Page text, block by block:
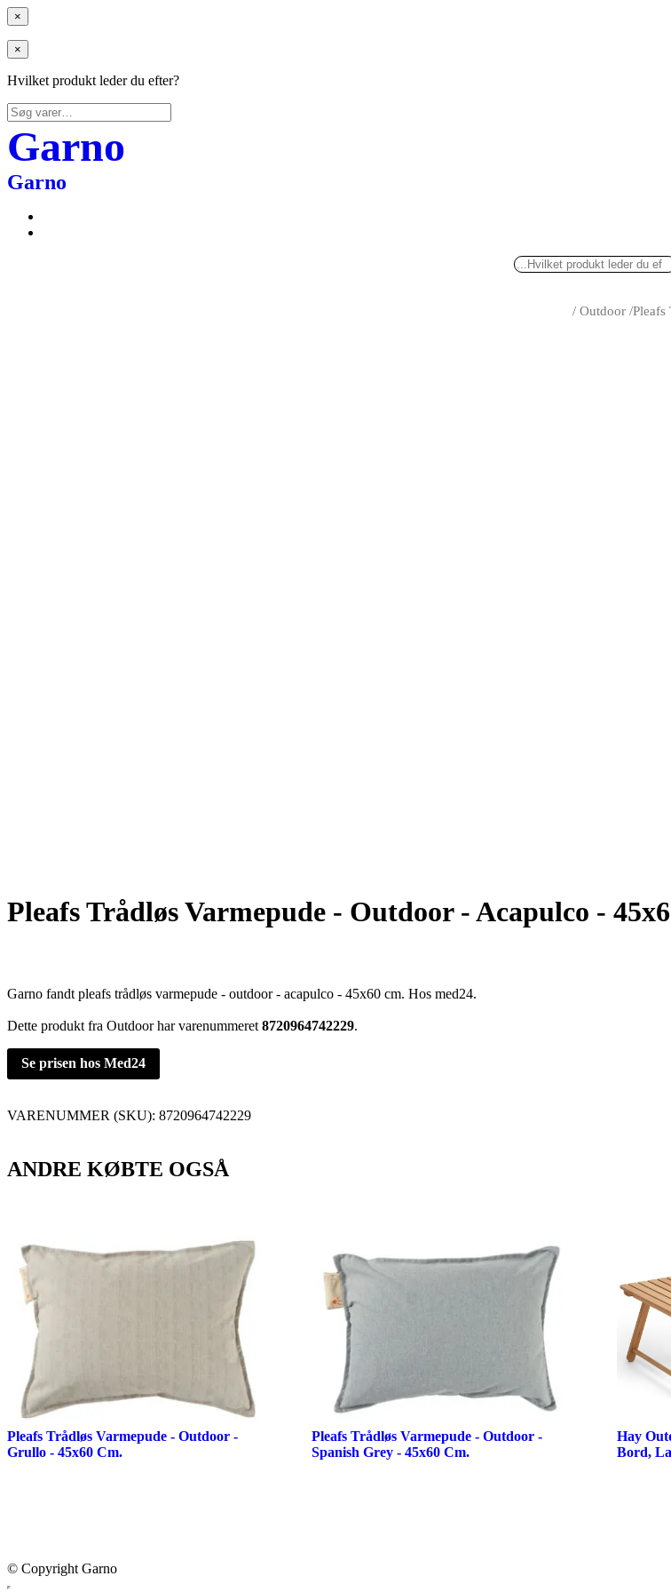
×
×
Hvilket produkt leder du efter?
Søg
efter:
Garno
Garno
/ Outdoor /Pleafs
Pleafs Trådløs Varmepude - Outdoor - Acapulco -
Garno fandt pleafs trådløs varmepude - outdoor - acapulco - 45x60 cm. Hos med24.
Dette produkt fra Outdoor har varenummeret 8720964742229.
Se prisen hos Med24
VARENUMMER (SKU): 8720964742229
ANDRE KØBTE OGSÅ
Pleafs Trådløs Varmepude - Outdoor -
Grullo - 45x60 Cm.
Pleafs Trådløs Varmepude - Outdoor -
Spanish Grey - 45x60 Cm.
Hay
Bord,
© Copyright Garno